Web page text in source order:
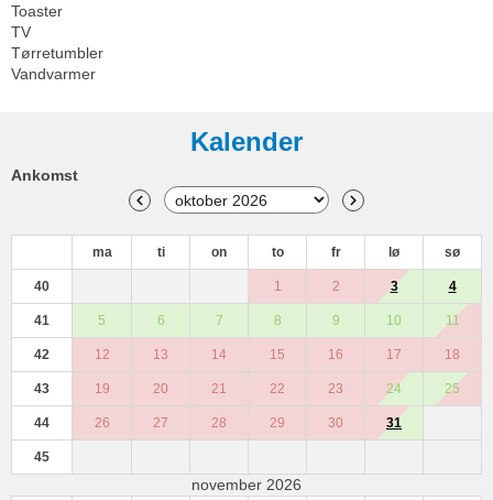
Toaster
TV
Tørretumbler
Vandvarmer
Kalender
Ankomst
ma ti on to fr lø sø
40 1 2 3 4
41 5 6 7 8 9 10 11
42 12 13 14 15 16 17 18
43 19 20 21 22 23 24 25
44 26 27 28 29 30 31
45
november 2026